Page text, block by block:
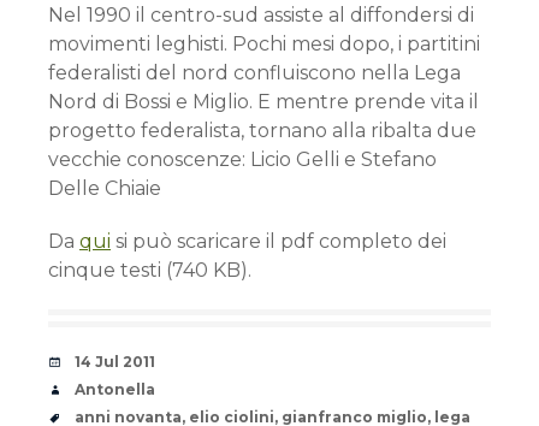
Nel 1990 il centro-sud assiste al diffondersi di
movimenti leghisti. Pochi mesi dopo, i partitini
federalisti del nord confluiscono nella Lega
Nord di Bossi e Miglio. E mentre prende vita il
progetto federalista, tornano alla ribalta due
vecchie conoscenze: Licio Gelli e Stefano
Delle Chiaie
Da qui si può scaricare il pdf completo dei
cinque testi (740 KB).
Date
14 Jul 2011
Author
Antonella
Tags
anni novanta, elio ciolini, gianfranco miglio, lega